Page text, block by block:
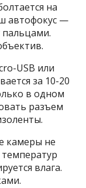
на
автофокус —
пальцами.
USB или
за 10-20
в одном
разъем
камеры не
влага.